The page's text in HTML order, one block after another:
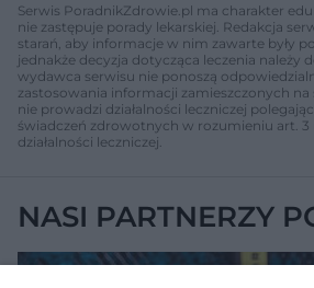
Serwis PoradnikZdrowie.pl ma charakter
nie zastępuje porady lekarskiej. Redakcja
starań, aby informacje w nim zawarte były
jednakże decyzja dotycząca leczenia należy
wydawca serwisu nie ponoszą
zastosowania informacji zamieszczonych
nie prowadzi działalności leczniczej
świadczeń zdrowotnych w rozumieniu art. 3
działalności leczniczej.
NASI PARTNERZY